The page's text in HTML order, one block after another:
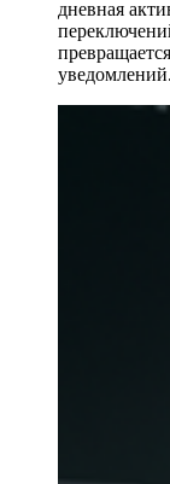
дневная
уведомлений.